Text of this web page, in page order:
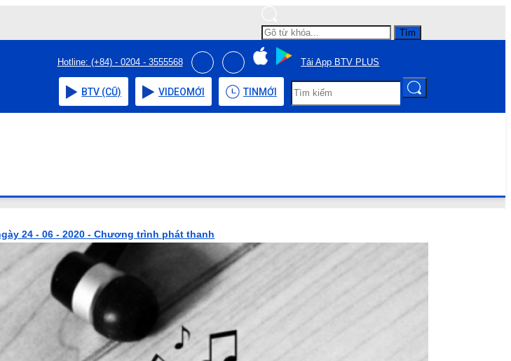
Tìm
Hotline: (+84) - 0204 - 3555568 Tải App BTV PLUS
BTV (CŨ) VIDEOMỚI TIN MỚI
24 - 06 - 2020 - Chương trình phát thanh